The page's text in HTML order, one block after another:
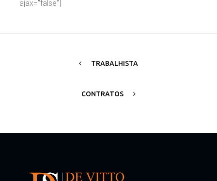
ajax=”false”]
TRABALHISTA
CONTRATOS